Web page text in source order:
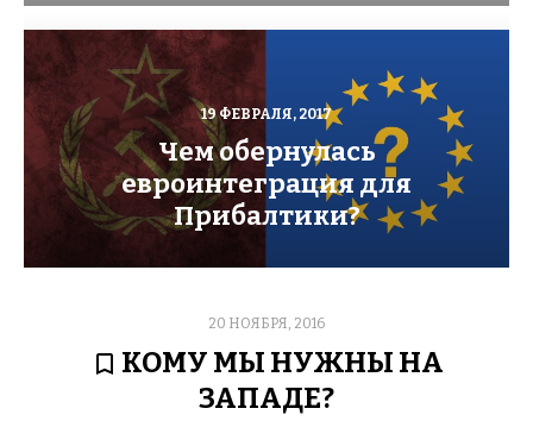
POSTED
ON
19 ФЕВРАЛЯ, 2017
Чем обернулась
евроинтеграция для
Прибалтики?
POSTED
20 НОЯБРЯ, 2016
КОМУ МЫ НУЖНЫ НА
ЗАПАДЕ?